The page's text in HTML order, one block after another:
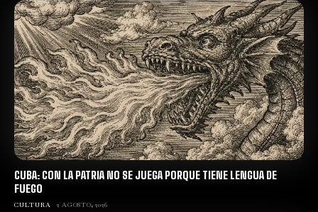
CUBA: CON LA PATRIA NO SE JUEGA PORQUE TIENE LENGUA DE
FUEGO
CULTURA 2 AGOSTO, 2026